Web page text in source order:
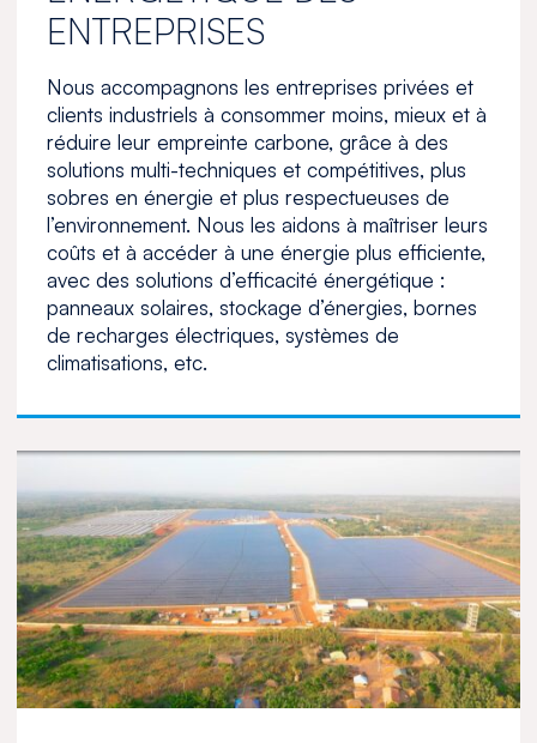
ENTREPRISES
Nous accompagnons les entreprises privées et
clients industriels à consommer moins, mieux et à
réduire leur empreinte carbone, grâce à des
solutions multi-techniques et compétitives, plus
sobres en énergie et plus respectueuses de
l’environnement. Nous les aidons à maîtriser leurs
coûts et à accéder à une énergie plus efficiente,
avec des solutions d’efficacité énergétique :
panneaux solaires, stockage d’énergies, bornes
de recharges électriques, systèmes de
climatisations, etc.